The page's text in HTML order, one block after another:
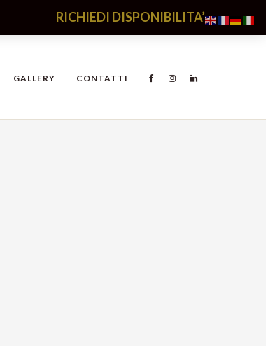
RICHIEDI DISPONIBILITA’
GALLERY CONTATTI